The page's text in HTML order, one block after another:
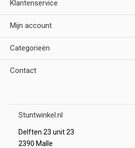
Klantenservice
Mijn account
Categorieën
Contact
Stuntwinkel.nl
Delften 23 unit 23
2390 Malle